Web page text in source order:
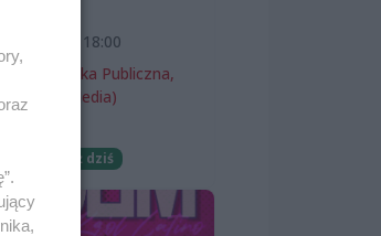
2026, 18:00
Biblioteka Publiczna,
54 (ProMedia)
Już dziś